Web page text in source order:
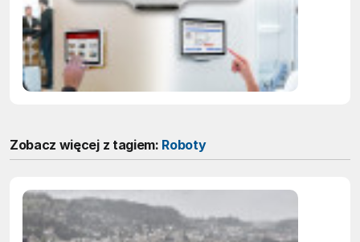
Zobacz więcej z tagiem: Roboty